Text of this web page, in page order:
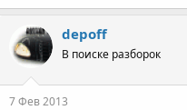
depoff
В поиске разборок
7 Фев 2013